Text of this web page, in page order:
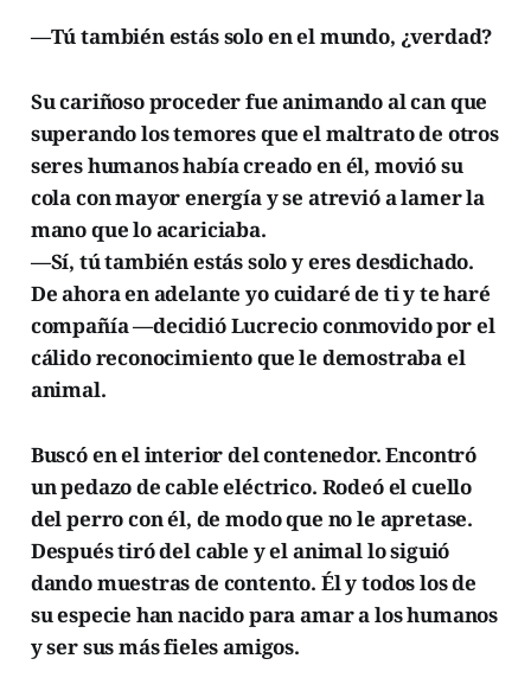
—Tú también estás solo en el mundo, ¿verdad?
Su cariñoso proceder fue animando al can que
superando los temores que el maltrato de otros
seres humanos había creado en él, movió su
cola con mayor energía y se atrevió a lamer la
mano que lo acariciaba.
—Sí, tú también estás solo y eres desdichado.
De ahora en adelante yo cuidaré de ti y te haré
compañía —decidió Lucrecio conmovido por el
cálido reconocimiento que le demostraba el
animal.
Buscó en el interior del contenedor. Encontró
un pedazo de cable eléctrico. Rodeó el cuello
del perro con él, de modo que no le apretase.
Después tiró del cable y el animal lo siguió
dando muestras de contento. Él y todos los de
su especie han nacido para amar a los humanos
y ser sus más fieles amigos.